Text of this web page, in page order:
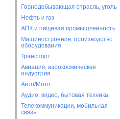
Горнодобывающая отрасль, уголь
Нефть и газ
АПК и пищевая промышленность
Машиностроение, производство
оборудования
Транспорт
Авиация, аэрокосмическая
индустрия
Авто/Мото
Аудио, видео, бытовая техника
Телекоммуникации, мобильная
связь